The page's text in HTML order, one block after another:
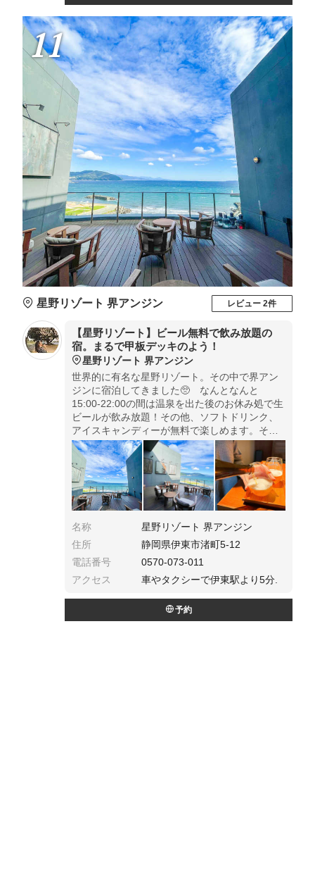
11
星野リゾート 界アンジン レビュー 2件
【星野リゾート】ビール無料で飲み放題の
宿。まるで甲板デッキのよう！
星野リゾート 界アンジン
世界的に有名な星野リゾート。その中で界アン
ジンに宿泊してきました🥺 なんとなんと
15:00-22:00の間は温泉を出た後のお休み処で生
ビールが飲み放題！その他、ソフトドリンク、
アイスキャンディーが無料で楽しめます。そし
て…お休み処の景色がこれ！！！船をイメージ
して作られている館内はまるで甲板デッキ！
名称
星野リゾート 界アンジン
住所
静岡県伊東市渚町5-12
電話番号
0570-073-011
アクセス
車やタクシーで伊東駅より5分.
予約